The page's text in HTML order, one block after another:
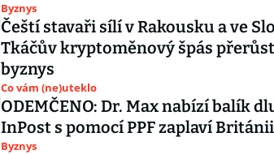
Byznys
Čeští stavaři sílí v Rakousku a ve
Tkáčův kryptoměnový špás
byznys
Co vám (ne)uteklo
ODEMČENO: Dr. Max nabízí balík
InPost s pomocí PPF zaplaví
Byznys